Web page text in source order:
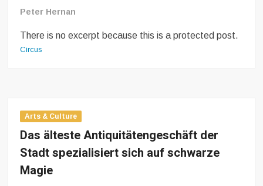
current
Peter Hernan
There is no excerpt because this is a protected post.
Circus
Arts & Culture
Das älteste Antiquitätengeschäft der
Stadt spezialisiert sich auf schwarze
Magie